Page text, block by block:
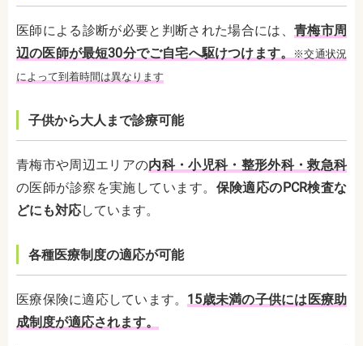
医師による診断が必要と判断された場合には、 青梅市周
辺の医師が最短30分でご自宅へ駆けつけます。
※交通状況
によって到着時間は異なります
子供から大人まで診療可能
青梅市や周辺エリアの内科・小児科・整形外科・救急科
の医師が診察を実施しています。 保険適応のPCR検査な
どにも対応しています。
各種医療制度の適応が可能
医療保険に適応しています。 15歳未満の子供には医療助
成制度が適応されます。